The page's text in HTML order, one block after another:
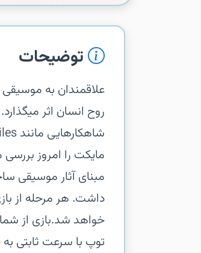
توضیحات
علاقمندان به
روح انسان اثر
مبنای آثار موسیقی
داشت. هر مرحله از
خواهد شد.بازی از
توپ با سرعت ثابتی